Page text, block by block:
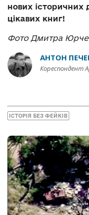
нових
цікавих книг!
Фото Дмитра
АНТОН
Кореспондент
ІСТОРІЯ БЕЗ ФЕЙКІВ